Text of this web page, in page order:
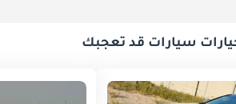
سيارات قد تعجبك